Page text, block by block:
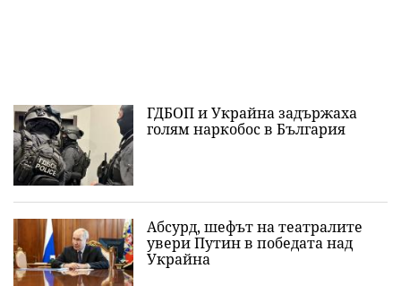
ГДБОП и Украйна задържаха
голям наркобос в България
Абсурд, шефът на театралите
увери Путин в победата над
Украйна